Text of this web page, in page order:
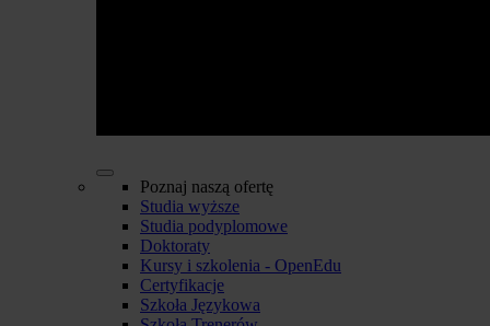
Poznaj naszą ofertę
Studia wyższe
Studia podyplomowe
Doktoraty
Kursy i szkolenia - OpenEdu
Certyfikacje
Szkoła Językowa